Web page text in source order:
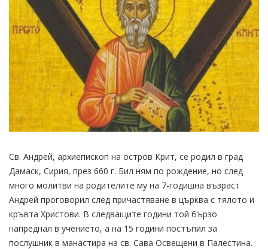
Св. Андрей, архиепископ на остров Крит, се родил в град
Дамаск, Сирия, през 660 г. Бил ням по рождение, но след
много молитви на родителите му на 7-годишна възраст
Андрей проговорил след причастяване в църква с тялото и
кръвта Христови. В следващите години той бързо
напреднал в учението, а на 15 години постъпил за
послушник в манастира на св. Сава Освещени в Палестина.